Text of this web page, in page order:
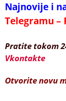
Najnovije i
Telegramu –
Pratite tokom
Vkontakte
Otvorite novu